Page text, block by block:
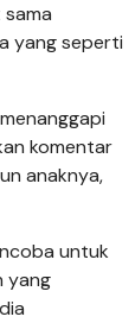
yang seperti
komentar
anaknya,
untuk
yang